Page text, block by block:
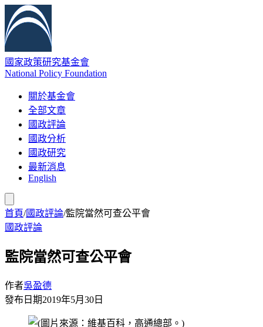
國家政策研究基金會
National Policy Foundation
關於基金會
全部文章
國政評論
國政分析
國政研究
最新消息
English
首頁/國政評論/監院當然可查公平會
國政評論
監院當然可查公平會
作者吳盈德
發布日期2019年5月30日